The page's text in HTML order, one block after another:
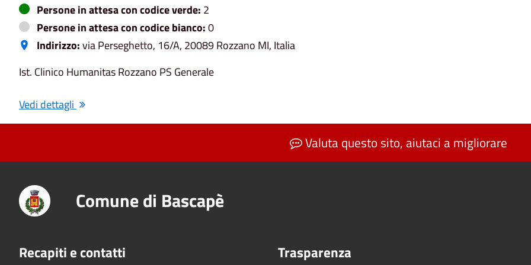
Persone in attesa con codice verde: 2
Persone in attesa con codice bianco:0
Indirizzo:via Perseghetto, 16/A, 20089 Rozzano MI, Italia
Ist. Clinico Humanitas Rozzano PS Generale
Vedi dettagli
Valuta questo sito, aiutaci a migliorare
Comune di Bascapè
Recapiti e contatti Trasparenza